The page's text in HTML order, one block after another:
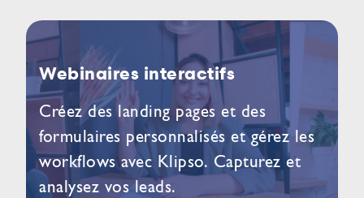
Webinaires interactifs
Créez des landing pages et des
formulaires personnalisés et gérez les
workflows avec Klipso. Capturez et
analysez vos leads.